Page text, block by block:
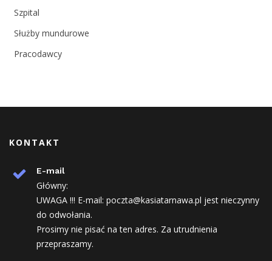
Szpital
Służby mundurowe
Pracodawcy
KONTAKT
E-mail
Główny:
UWAGA !!! E-mail: poczta@kasiatarnawa.pl jest nieczynny
do odwołania.
Prosimy nie pisać na ten adres. Za utrudnienia
przepraszamy.